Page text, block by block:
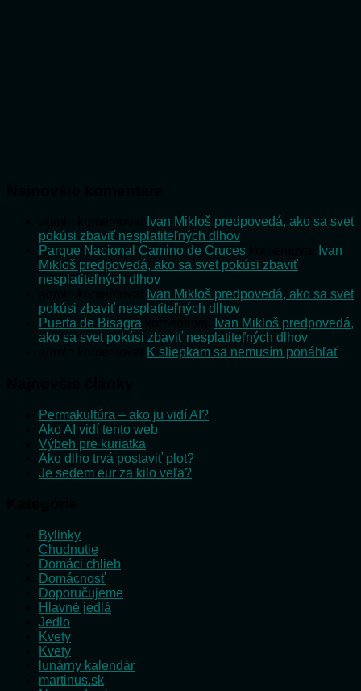
Ivan Mikloš predpovedá, ako sa svet
pokúsi zbaviť nesplatiteľných dlhov
Parque Nacional Camino de Cruces
Ivan
Mikloš predpovedá, ako sa svet pokúsi zbaviť
nesplatiteľných dlhov
Ivan Mikloš predpovedá, ako sa svet
pokúsi zbaviť nesplatiteľných dlhov
Puerta de Bisagra
Ivan Mikloš predpovedá,
ako sa svet pokúsi zbaviť nesplatiteľných dlhov
K sliepkam sa nemusím ponáhľať
Permakultúra – ako ju vidí AI?
Ako AI vidí tento web
Výbeh pre kuriatka
Ako dlho trvá postaviť plot?
Je sedem eur za kilo veľa?
Bylinky
Chudnutie
Domáci chlieb
Domácnosť
Doporučujeme
Hlavné jedlá
Jedlo
Kvety
Kvety
lunárny kalendár
martinus.sk